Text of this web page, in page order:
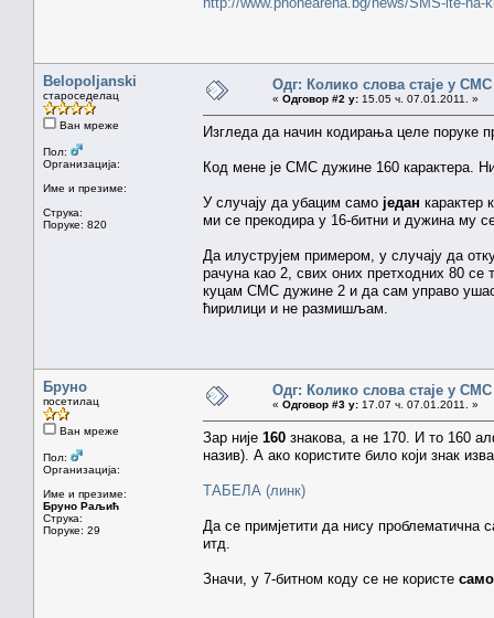
Belopoljanski
староседелац
Ван мреже
Пол:
Организација:
Име и презиме:
Струка:
Поруке: 820
Одг: Колико слова стаје у
« Одговор #2 у: 15.05 ч. 07.01.2011. »
Изгледа да начин кодирања целе поруке
Код мене је СМС дужине 160 карактера.
У случају да убацим само један карактер
ми се прекодира у 16-битни и дужина му
Да илуструјем примером, у случају да
рачуна као 2, свих оних претходних 80
куцам СМС дужине 2 и да сам управо
ћирилици и не размишљам.
Бруно
посетилац
Ван мреже
Пол:
Организација:
Име и презиме:
Бруно Раљић
Струка:
Поруке: 29
Одг: Колико слова стаје у
« Одговор #3 у: 17.07 ч. 07.01.2011. »
Зар није 160 знакова, а не 170. И то 160
назив). А ако користите било који знак
ТАБЕЛА (линк)
Да се примјетити да нису проблематична
итд.
Значи, у 7-битном коду се не користе само